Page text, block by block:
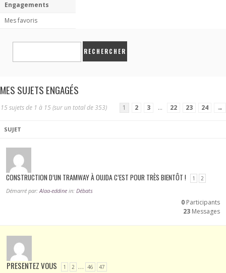
Engagements
Mes favoris
MES SUJETS ENGAGÉS
15 sujets de 1 à 15 (sur un total de 353) 1 2 3 … 22 23 24 →
SUJET
CONSTRUCTION D’UN TRAMWAY À OUJDA C’EST POUR TRÈS BIENTÔT ! 1 2
Démarré par:Alaa-eddine in: Débats
0 Participants
23 Messages
PRESENTEZ VOUS 1 2 … 46 47